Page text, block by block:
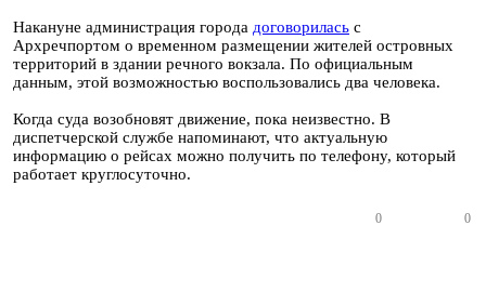
Накануне администрация города договорилась с
Архречпортом о временном размещении жителей островных
территорий в здании речного вокзала. По официальным
данным, этой возможностью воспользовались два человека.
Когда суда возобновят движение, пока неизвестно. В
диспетчерской службе напоминают, что актуальную
информацию о рейсах можно получить по телефону, который
работает круглосуточно.
0 0